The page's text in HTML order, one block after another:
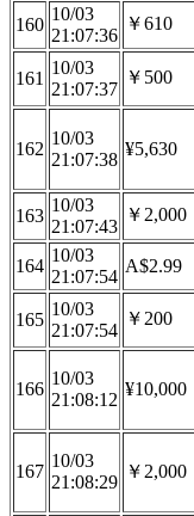
160
10/03
21:07:36
￥610
161
10/03
21:07:37
￥500
162
10/03
21:07:38
¥5,630
163
10/03
21:07:43
￥2,000
164
10/03
21:07:54
A$2.99
165
10/03
21:07:54
￥200
166
10/03
21:08:12
¥10,000
167
10/03
21:08:29
￥2,000